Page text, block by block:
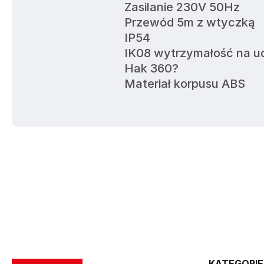
Zasilanie 230V 50Hz
Przewód 5m z wtyczką
IP54
IK08 wytrzymałość na
Hak 360?
Materiał korpusu ABS